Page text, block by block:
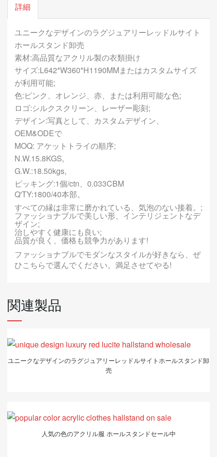
詳細
ユニークなデザインのラグジュアリーレッドルサイト
ホールスタンド卸売
素材:高品質なアクリル製の衣類掛け
サイズ:L642*W360*H1190MMまたはカスタムサイズ
が利用可能;
色:ピンク、オレンジ、赤、または利用可能な色;
ロゴ:シルクスクリーン、レーザー彫刻;
デザイン:写真として、カスタムデザイン、
OEM&ODEで
MOQ: アケットトライの順序;
N.W.15.8KGS,
G.W.:18.50kgs,
ピッキング:1個/ctn、0.033CBM
Q'TY:1800/40本部。
すべての縁は非常に磨かれている、 気泡のない接着。 ;
ファッショナブルで美しい形、インテリジェントなデ
ザイン;
治しやすく健康にも良い;
品質が良く、価格も競争力があります!
ファッショナブルでモダンなスタイルが好きなら、ぜ
ひこちらで選んでください。満足させてやる!
関連製品
ユニークなデザインのラグジュアリーレッドルサイトホールスタンド卸
売
人気の色のアクリル服 ホールスタンドセール中